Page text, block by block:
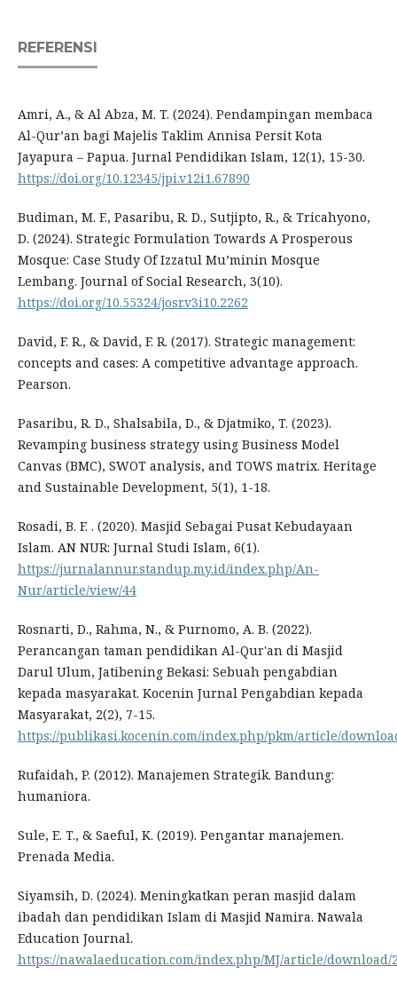
REFERENSI
Amri, A., & Al Abza, M. T. (2024). Pendampingan membaca
Al-Qur’an bagi Majelis Taklim Annisa Persit Kota
Jayapura – Papua. Jurnal Pendidikan Islam, 12(1), 15-30.
https://doi.org/10.12345/jpi.v12i1.67890
Budiman, M. F., Pasaribu, R. D., Sutjipto, R., & Tricahyono,
D. (2024). Strategic Formulation Towards A Prosperous
Mosque: Case Study Of Izzatul Mu’minin Mosque
Lembang. Journal of Social Research, 3(10).
https://doi.org/10.55324/josr.v3i10.2262
David, F. R., & David, F. R. (2017). Strategic management:
concepts and cases: A competitive advantage approach.
Pearson.
Pasaribu, R. D., Shalsabila, D., & Djatmiko, T. (2023).
Revamping business strategy using Business Model
Canvas (BMC), SWOT analysis, and TOWS matrix. Heritage
and Sustainable Development, 5(1), 1-18.
Rosadi, B. F. . (2020). Masjid Sebagai Pusat Kebudayaan
Islam. AN NUR: Jurnal Studi Islam, 6(1).
https://jurnalannur.standup.my.id/index.php/An-
Nur/article/view/44
Rosnarti, D., Rahma, N., & Purnomo, A. B. (2022).
Perancangan taman pendidikan Al-Qur'an di Masjid
Darul Ulum, Jatibening Bekasi: Sebuah pengabdian
kepada masyarakat. Kocenin Jurnal Pengabdian kepada
Masyarakat, 2(2), 7-15.
https://publikasi.kocenin.com/index.php/pkm/article/
Rufaidah, P. (2012). Manajemen Strategik. Bandung:
humaniora.
Sule, E. T., & Saeful, K. (2019). Pengantar manajemen.
Prenada Media.
Siyamsih, D. (2024). Meningkatkan peran masjid dalam
ibadah dan pendidikan Islam di Masjid Namira. Nawala
Education Journal.
https://nawalaeducation.com/index.php/MJ/article/download/